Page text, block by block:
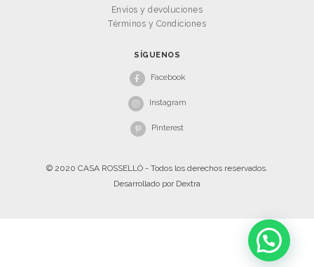
Envíos y devoluciones
Términos y Condiciones
SÍGUENOS
Facebook
Instagram
Pinterest
© 2020 CASA ROSSELLÓ - Todos los derechos reservados.
Desarrollado por Dextra